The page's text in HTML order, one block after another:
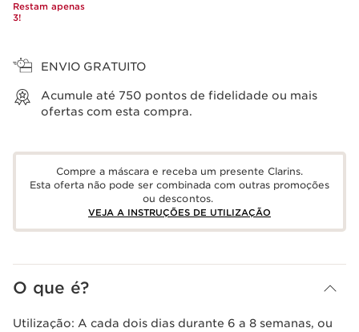
Restam apenas
3!
ENVIO GRATUITO
Acumule até 750 pontos de fidelidade ou mais
ofertas com esta compra.
Compre a máscara e receba um presente Clarins.
Esta oferta não pode ser combinada com outras promoções
ou descontos.
VEJA A INSTRUÇÕES DE UTILIZAÇÃO
O que é?
Utilização: A cada dois dias durante 6 a 8 semanas, ou